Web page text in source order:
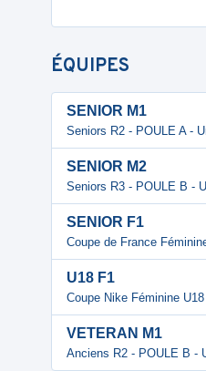
ÉQUIPES
SENIOR M1
Seniors R2 - POULE A -
SENIOR M2
Seniors R3 - POULE B -
SENIOR F1
Coupe de France
U18 F1
Coupe Nike Féminine
VETERAN M1
Anciens R2 - POULE B -